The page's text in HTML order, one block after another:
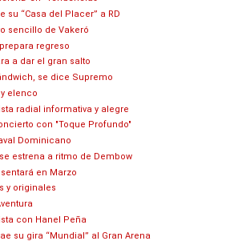
su “Casa del Placer” a RD
sencillo de Vakeró
regreso
a dar el gran salto
se dice Supremo
elenco
radial informativa y alegre
con "Toque Profundo"
Dominicano
estrena a ritmo de Dembow
en Marzo
y originales
con Hanel Peña
su gira “Mundial” al Gran Arena